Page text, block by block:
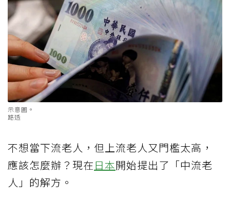
示意圖。
路透
不想當下流老人，但上流老人又門檻太高，
應該怎麼辦？現在日本開始提出了「中流老
人」的解方。